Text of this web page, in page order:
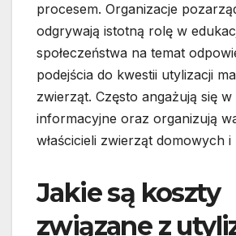
procesem. Organizacje
odgrywają istotną rolę w
społeczeństwa na temat
podejścia do kwestii utylizacji
zwierząt. Często angażują się w
informacyjne oraz organizują
właścicieli zwierząt domowych
Jakie są koszty
związane z